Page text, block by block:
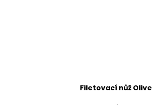
Filetovací nůž Olive